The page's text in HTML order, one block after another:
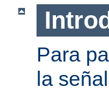
Para
la